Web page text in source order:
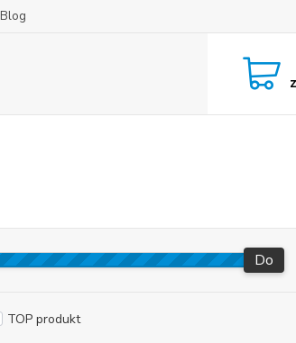
Blog
Do
TOP produkt